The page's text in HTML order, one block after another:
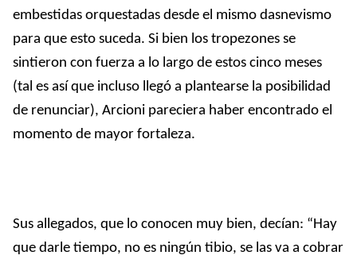
embestidas orquestadas desde el mismo dasnevismo
para que esto suceda. Si bien los tropezones se
sintieron con fuerza a lo largo de estos cinco meses
(tal es así que incluso llegó a plantearse la posibilidad
de renunciar), Arcioni pareciera haber encontrado el
momento de mayor fortaleza.
Sus allegados, que lo conocen muy bien, decían: “Hay
que darle tiempo, no es ningún tibio, se las va a cobrar